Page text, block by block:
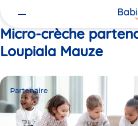
Micro-crèche
Loupiala Mauze
Partenaire